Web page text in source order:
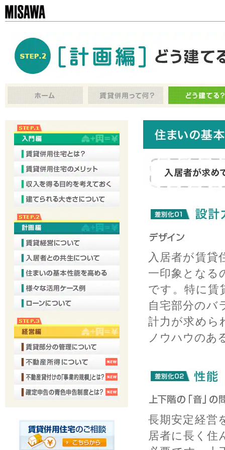
入居者が賃貸
一印象となる
です。特に賃
自宅部分のバ
計力が求めら
ノウハウのあ
長期安定経営
居者に長く住